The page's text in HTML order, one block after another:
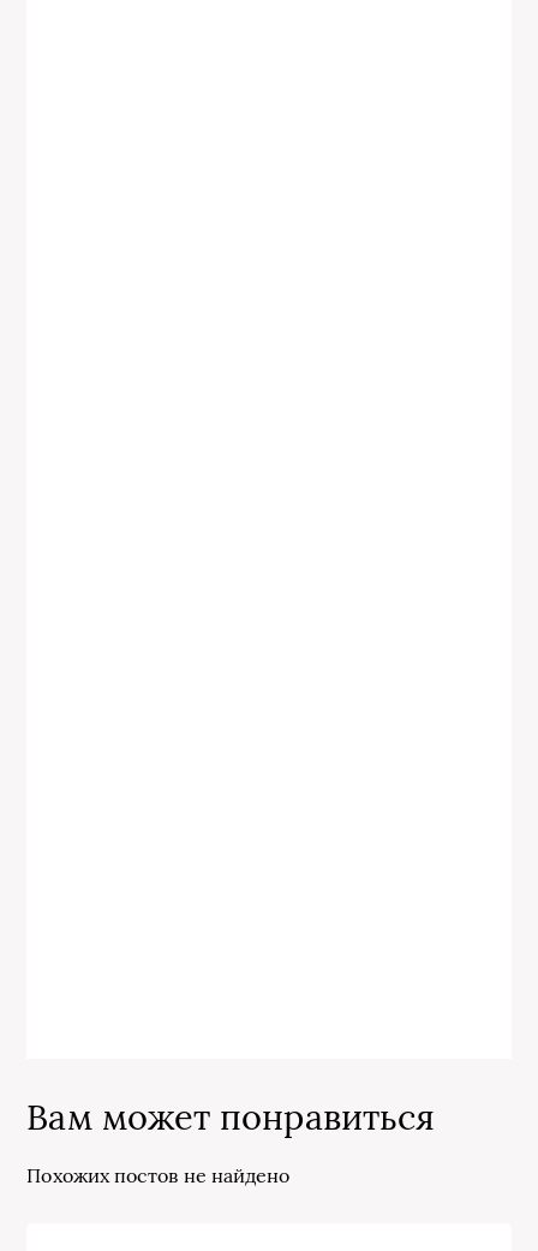
Вам может понравиться
Похожих постов не найдено